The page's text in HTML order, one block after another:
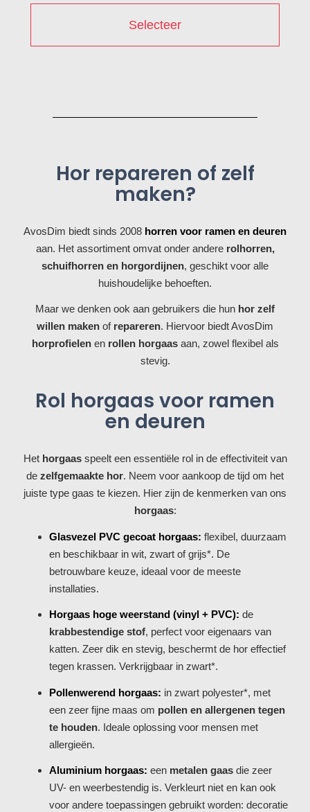
Selecteer
Hor repareren of zelf
maken?
AvosDim biedt sinds 2008 horren voor ramen en deuren
aan. Het assortiment omvat onder andere rolhorren,
schuifhorren en horgordijnen, geschikt voor alle
huishoudelijke behoeften.
Maar we denken ook aan gebruikers die hun hor zelf
willen maken of repareren. Hiervoor biedt AvosDim
horprofielenen rollen horgaasaan, zowel flexibel als
stevig.
Rol horgaas voor ramen
en deuren
Het horgaasspeelt een essentiële rol in de effectiviteit van
de zelfgemaakte hor. Neem voor aankoop de tijd om het
juiste type gaas te kiezen. Hier zijn de kenmerken van ons
horgaas:
Glasvezel PVC gecoat horgaas: flexibel, duurzaam
en beschikbaar in wit, zwart of grijs*. De
betrouwbare keuze, ideaal voor de meeste
installaties.
Horgaas hoge weerstand (vinyl + PVC): de
krabbestendige stof, perfect voor eigenaars van
katten. Zeer dik en stevig, beschermt de hor effectief
tegen krassen. Verkrijgbaar in zwart*.
Pollenwerend horgaas: in zwart polyester*, met
een zeer fijne maas om pollen en allergenen tegen
te houden. Ideale oplossing voor mensen met
allergieën.
Aluminium horgaas: een metalen gaas die zeer
UV- en weerbestendig is. Verkleurt niet en kan ook
voor andere toepassingen gebruikt worden: decoratie